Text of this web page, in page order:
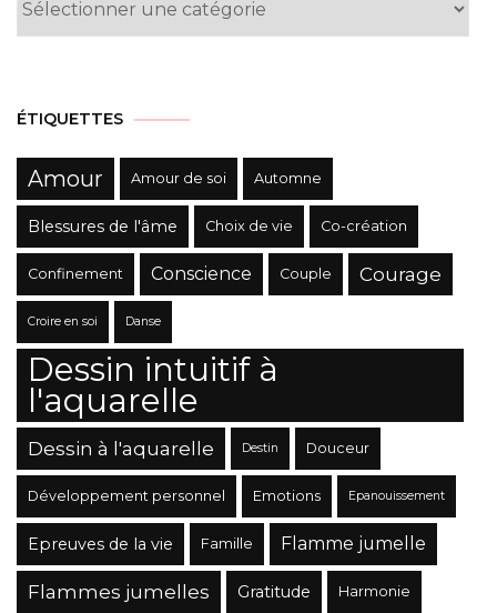
ÉTIQUETTES
Amour Amour de soi Automne
Blessures de l'âme Choix de vie Co-création
Confinement Conscience Couple Courage
Croire en soi Danse
Dessin intuitif à
l'aquarelle
Dessin à l'aquarelle Destin Douceur
Développement personnel Emotions Epanouissement
Epreuves de la vie Famille Flamme jumelle
Flammes jumelles Gratitude Harmonie